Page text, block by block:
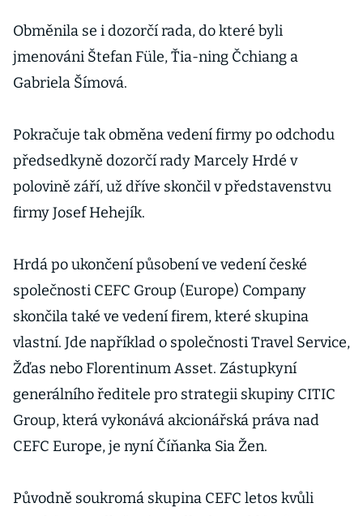
Obměnila se i dozorčí rada, do které byli
jmenováni Štefan Füle, Ťia-ning Čchiang a
Gabriela Šímová.
Pokračuje tak obměna vedení firmy po odchodu
předsedkyně dozorčí rady Marcely Hrdé v
polovině září, už dříve skončil v představenstvu
firmy Josef Hehejík.
Hrdá po ukončení působení ve vedení české
společnosti CEFC Group (Europe) Company
skončila také ve vedení firem, které skupina
vlastní. Jde například o společnosti Travel Service,
Žďas nebo Florentinum Asset. Zástupkyní
generálního ředitele pro strategii skupiny CITIC
Group, která vykonává akcionářská práva nad
CEFC Europe, je nyní Číňanka Sia Žen.
Původně soukromá skupina CEFC letos kvůli